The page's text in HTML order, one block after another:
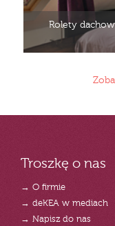
Rolety
Troszkę o nas
→ O firmie
→ deKEA w mediach
→ Napisz do nas